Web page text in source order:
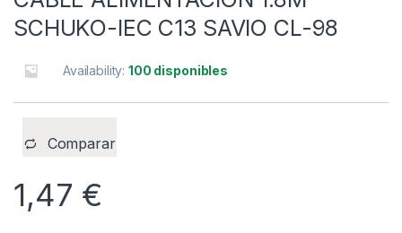
SCHUKO-IEC C13 SAVIO CL-98
Availability:100 disponibles
Comparar
1,47 €